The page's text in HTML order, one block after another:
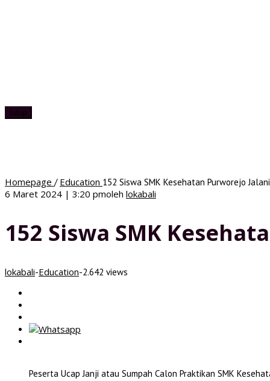
tutup
Homepage / Education 152 Siswa SMK Kesehatan Purworejo
6 Maret 2024 | 3:20 pmoleh lokabali
152 Siswa SMK
lokabali-Education-2.642 views
Peserta Ucap Janji atau Sumpah Calon Praktikan SMK